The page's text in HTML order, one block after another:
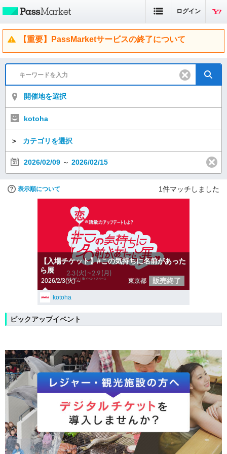
ログイン
【重要】PassMarketサービスの終了について
開催地を選択
kotoha
＞ カテゴリを選択
2026/02/09 ～ 2026/02/15
表示順について 1件マッチしました
【入場チケット】#この気持ちに名前があった
ら展
2026/2/3(火)～ 東京都 販売終了
kotoha
ピックアップイベント